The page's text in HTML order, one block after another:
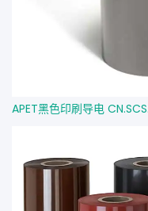
APET黑色印刷导电